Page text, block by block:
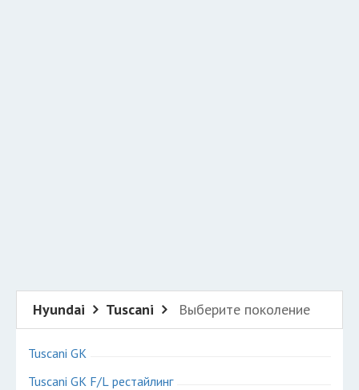
Hyundai Tuscani Выберите поколение
Tuscani GK
Tuscani GK F/L рестайлинг